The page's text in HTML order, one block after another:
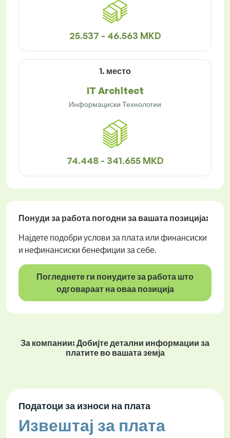
25.537 - 46.563 MKD
1. место
IT Architect
Информациски Технологии
74.448 - 341.655 MKD
Понуди за работа погодни за вашата позиција:
Најдете подобри услови за плата или финансиски
и нефинансиски бенефиции за себе.
Погледнете ги понудите за работа што
одговараат на оваа позиција
За компании: Добијте детални информации за
платите во вашата земја
Податоци за износи на плата
Извештај за плата